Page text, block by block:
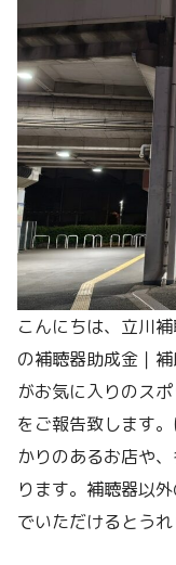
こんにちは、立川
の補聴器助成金｜
がお気に入りのス
をご報告致します
かりのあるお店や
ります。補聴器以
でいただけるとうれ